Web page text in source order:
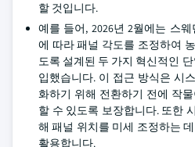
할 것입니다.
예를 들어, 2026년 2월에는 스
에 따라 패널 각도를 조정하여
도록 설계된 두 가지 혁신적인
입했습니다. 이 접근 방식은 시
화하기 위해 전환하기 전에 작
할 수 있도록 보장합니다. 또한
해 패널 위치를 미세 조정하는
활용합니다.